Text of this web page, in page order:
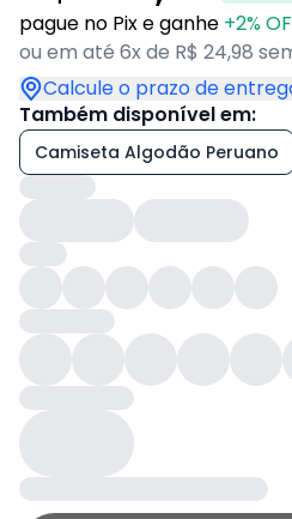
pague no Pix e ganhe +2%
ou em até 6x de R$ 24,98
Calcule o prazo de
Também disponível em:
Camiseta Algodão Peruano